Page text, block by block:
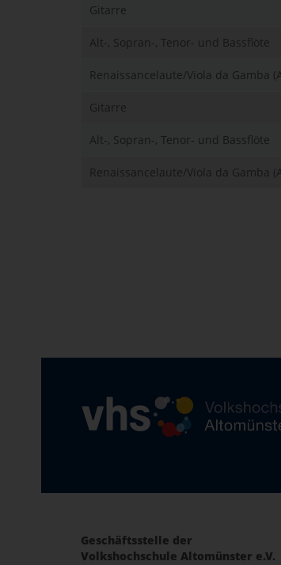
Gitarre
Alt-, Sopran-, Tenor- und Bassflöte
Renaissancelaute/Viola da Gamba
Gitarre
Alt-, Sopran-, Tenor- und Bassflöte
Renaissancelaute/Viola da Gamba
Geschäftsstelle der
Volkshochschule Altomünster e.V.